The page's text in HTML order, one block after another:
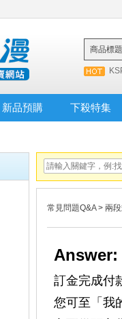
商品標題
新品預購 下殺特集
常見問題Q&A> 兩
Answer:
訂金完成付
您可至「我